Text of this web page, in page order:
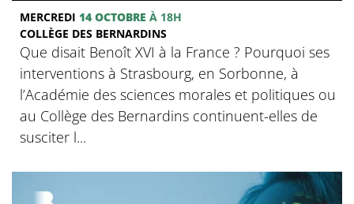
MERCREDI 14 OCTOBRE À 18H
COLLÈGE DES BERNARDINS
Que disait Benoît XVI à la France ? Pourquoi ses
interventions à Strasbourg, en Sorbonne, à
l’Académie des sciences morales et politiques ou
au Collège des Bernardins continuent-elles de
susciter l...